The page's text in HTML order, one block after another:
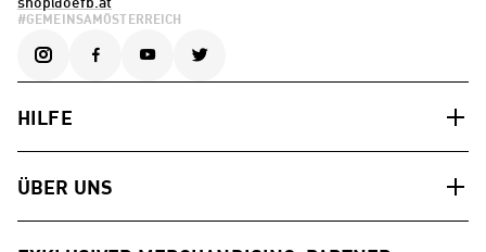
shop@oefb.at
#GEMEINSAMÖSTERREICH
HILFE
ÜBER UNS